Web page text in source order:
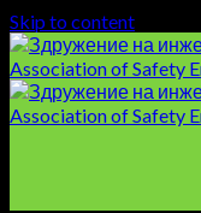
Skip to content